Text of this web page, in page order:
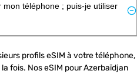
téléphone ; puis-je utiliser
profils eSIM à votre téléphone,
fois. Nos eSIM pour Azerbaïdjan